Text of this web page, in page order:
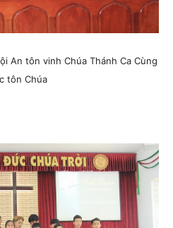
An tôn vinh Chúa Thánh Ca Cùng
tôn Chúa